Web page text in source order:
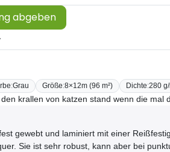
abgeben
:Grau Größe:8×12m (96 m²) Dichte:280 g/
krallen von katzen stand wenn die mal
gewebt und laminiert mit einer
Sie ist sehr robust, kann aber bei